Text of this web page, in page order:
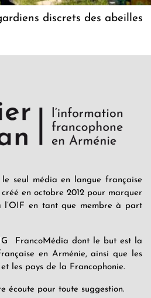
discrets des abeilles
le seul média en langue française
en octobre 2012 pour marquer
l’OIF en tant que membre à part
FrancoMédia dont le but est la
en Arménie, ainsi que les
les pays de la Francophonie.
écoute pour toute suggestion.